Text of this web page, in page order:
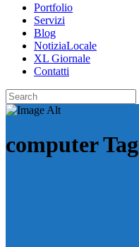
Portfolio
Servizi
Blog
NotiziaLocale
XL Giornale
Contatti
computer Tag